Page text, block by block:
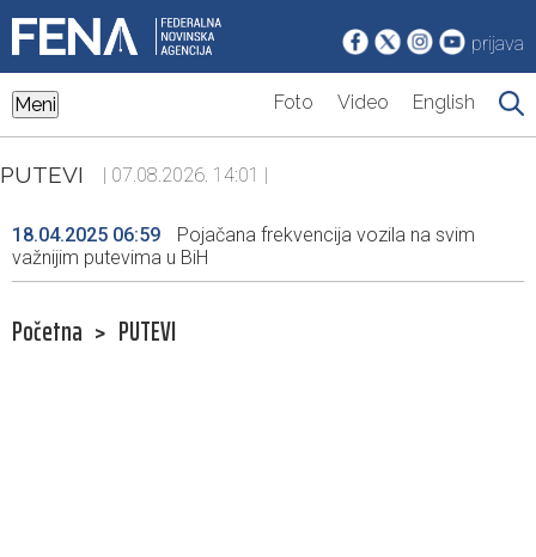
prijava
Meni Foto Video English
PUTEVI | 07.08.2026. 14:01 |
18.04.2025 06:59
Pojačana frekvencija vozila na svim
važnijim putevima u BiH
Početna > PUTEVI